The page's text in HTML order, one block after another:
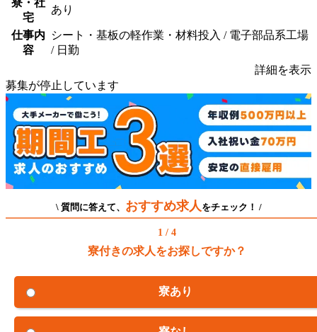
宅
あり
仕事内
容
シート・基板の軽作業・材料投入 / 電子部品系工場
/ 日勤
詳細を表示
募集が停止しています
\ 質問に答えて、 おすすめ求人 をチェック！ /
1 / 4
寮付きの求人をお探しですか？
寮あり